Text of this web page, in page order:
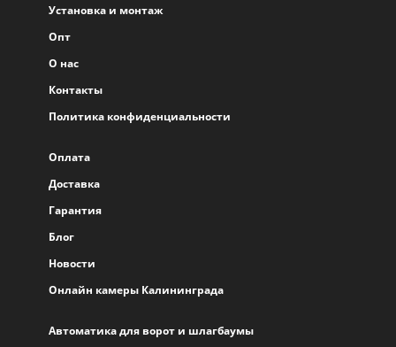
Установка и монтаж
Опт
О нас
Контакты
Политика конфиденциальности
Оплата
Доставка
Гарантия
Блог
Новости
Онлайн камеры Калининграда
Автоматика для ворот и шлагбаумы